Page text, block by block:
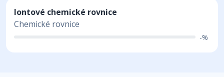
Iontové chemické rovnice
Chemické rovnice
-%